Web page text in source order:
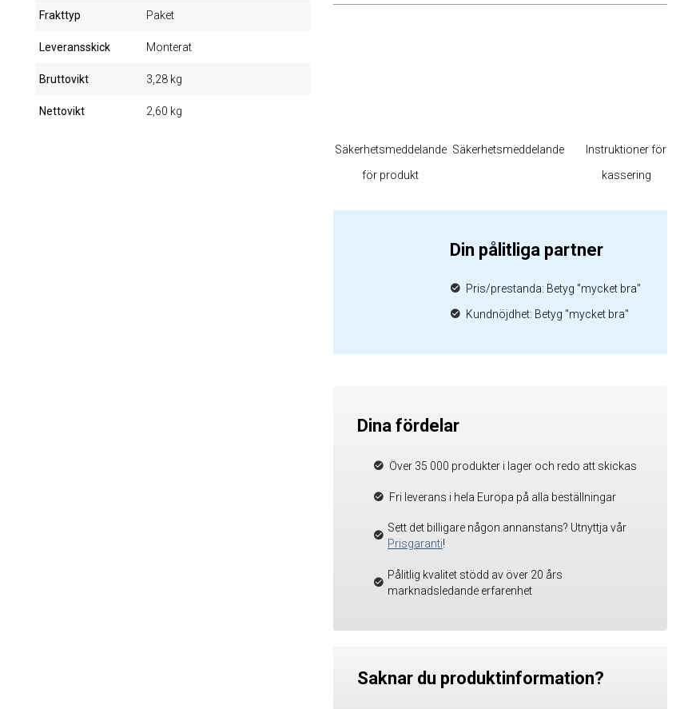
Frakttyp Paket
Leveransskick Monterat
Bruttovikt 3,28 kg
Nettovikt 2,60 kg
Säkerhetsmeddelande
för produkt
Säkerhetsmeddelande
Instruktioner för
kassering
Din pålitliga partner
Pris/prestanda: Betyg "mycket bra"
Kundnöjdhet: Betyg "mycket bra"
Dina fördelar
Över 35 000 produkter i lager och redo att skickas
Fri leverans i hela Europa på alla beställningar
Sett det billigare någon annanstans? Utnyttja vår
Prisgaranti!
Pålitlig kvalitet stödd av över 20 års
marknadsledande erfarenhet
Saknar du produktinformation?